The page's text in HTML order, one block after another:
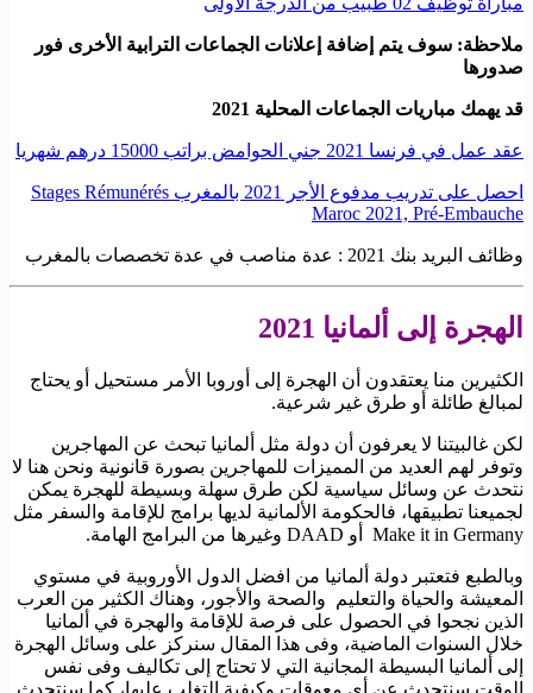
ملاحظة: سوف يتم إضافة إعلانات الجماعات الترابية الأخرى فور
صدورها
قد يهمك مباريات الجماعات المحلية 2021
عقد عمل في فرنسا 2021 جني الحوامض براتب 15000 درهم شهريا
احصل على تدريب مدفوع الأجر 2021 بالمغرب Stages Rémunérés
Maroc 2021, Pré-Embauche
وظائف البريد بنك 2021 : عدة مناصب في عدة تخصصات بالمغرب
الهجرة إلى ألمانيا 2021
الكثيرين منا يعتقدون أن الهجرة إلى أوروبا الأمر مستحيل أو يحتاج
لمبالغ طائلة أو طرق غير شرعية.
لكن غالبيتنا لا يعرفون أن دولة مثل ألمانيا تبحث عن المهاجرين
وتوفر لهم العديد من المميزات للمهاجرين بصورة قانونية ونحن هنا لا
نتحدث عن وسائل سياسية لكن طرق سهلة وبسيطة للهجرة يمكن
لجميعنا تطبيقها، فالحكومة الألمانية لديها برامج للإقامة والسفر مثل
Make it in Germany أو DAAD وغيرها من البرامج الهامة.
وبالطبع فتعتبر دولة ألمانيا من افضل الدول الأوروبية في مستوي
المعيشة والحياة والتعليم والصحة والأجور، وهناك الكثير من العرب
الذين نجحوا في الحصول على فرصة للإقامة والهجرة في ألمانيا
خلال السنوات الماضية، وفى هذا المقال سنركز على وسائل الهجرة
إلى ألمانيا البسيطة المجانية التي لا تحتاج إلى تكاليف وفى نفس
الوقت سنتحدث عن أي معوقات وكيفية التغلب عليها، كما سنتحدث